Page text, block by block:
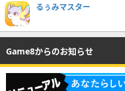
るぅみマスター
Game8からのお知らせ